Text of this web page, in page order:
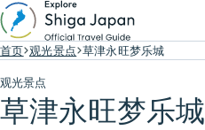
首页 观光景点 草津永旺梦乐城
观光景点
草津永旺梦乐城